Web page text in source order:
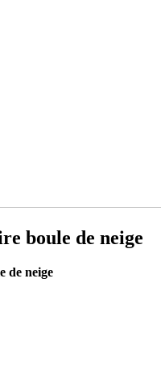
boule de neige
de neige